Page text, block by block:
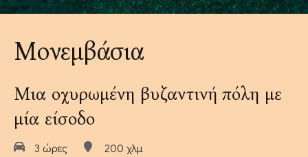
Μονεμβάσια
Μια οχυρωμένη βυζαντινή πόλη με
μία είσοδο
3 ώρες 200 χλμ